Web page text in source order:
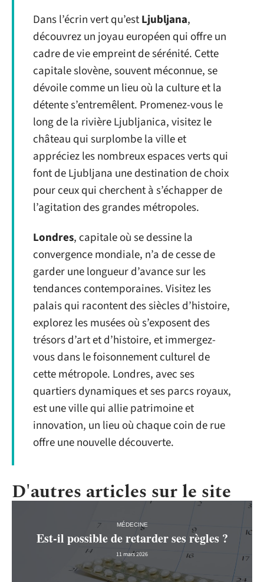
Dans l’écrin vert qu’estLjubljana,
découvrez un joyau européen qui offre un
cadre de vie empreint de sérénité. Cette
capitale slovène, souvent méconnue, se
dévoile comme un lieu où la culture et la
détente s’entremêlent. Promenez-vous le
long de la rivière Ljubljanica, visitez le
château qui surplombe la ville et
appréciez les nombreux espaces verts qui
font de Ljubljana une destination de choix
pour ceux qui cherchent à s’échapper de
l’agitation des grandes métropoles.
Londres, capitale où se dessine la
convergence mondiale, n’a de cesse de
garder une longueur d’avance sur les
tendances contemporaines. Visitez les
palais qui racontent des siècles d’histoire,
explorez les musées où s’exposent des
trésors d’art et d’histoire, et immergez-
vous dans le foisonnement culturel de
cette métropole. Londres, avec ses
quartiers dynamiques et ses parcs royaux,
est une ville qui allie patrimoine et
innovation, un lieu où chaque coin de rue
offre une nouvelle découverte.
D'autres articles sur le site
MÉDECINE
Est-il possible de retarder ses règles ?
11 mars 2026